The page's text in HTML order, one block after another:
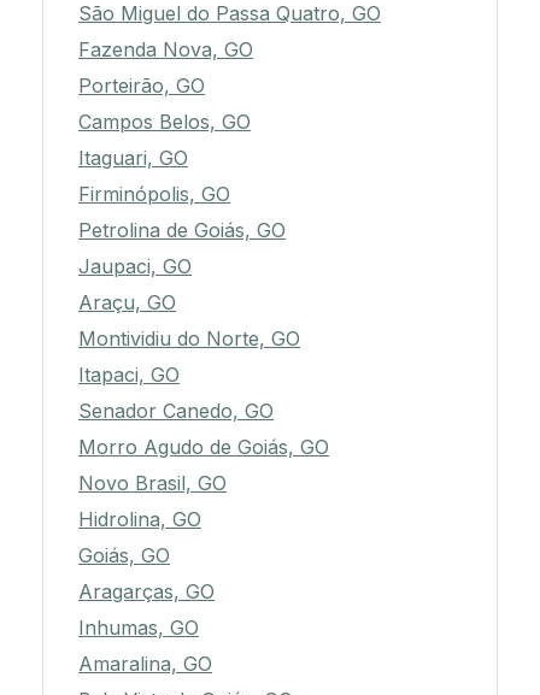
São Miguel do Passa Quatro, GO
Fazenda Nova, GO
Porteirão, GO
Campos Belos, GO
Itaguari, GO
Firminópolis, GO
Petrolina de Goiás, GO
Jaupaci, GO
Araçu, GO
Montividiu do Norte, GO
Itapaci, GO
Senador Canedo, GO
Morro Agudo de Goiás, GO
Novo Brasil, GO
Hidrolina, GO
Goiás, GO
Aragarças, GO
Inhumas, GO
Amaralina, GO